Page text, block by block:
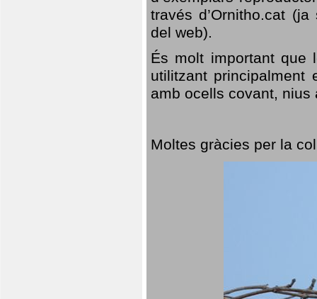
través d’Ornitho.cat
del web).
És molt important que
utilitzant
amb ocells covant,
Moltes gràcies per la